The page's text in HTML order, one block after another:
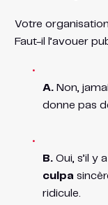
Votre
Faut-il l’avouer
A.Non,
donne pas
B.Oui, s’il y
culpa
ridicule.